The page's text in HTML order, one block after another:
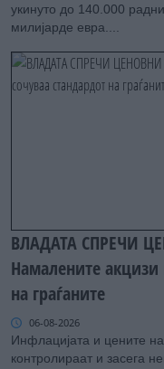
укинуто до 140.000
милијарде евра....
ВЛАДАТА СПРЕЧИ
Намалените акцизи
на граѓаните
06-08-2026
Инфлацијата и цените
контролираат и засега